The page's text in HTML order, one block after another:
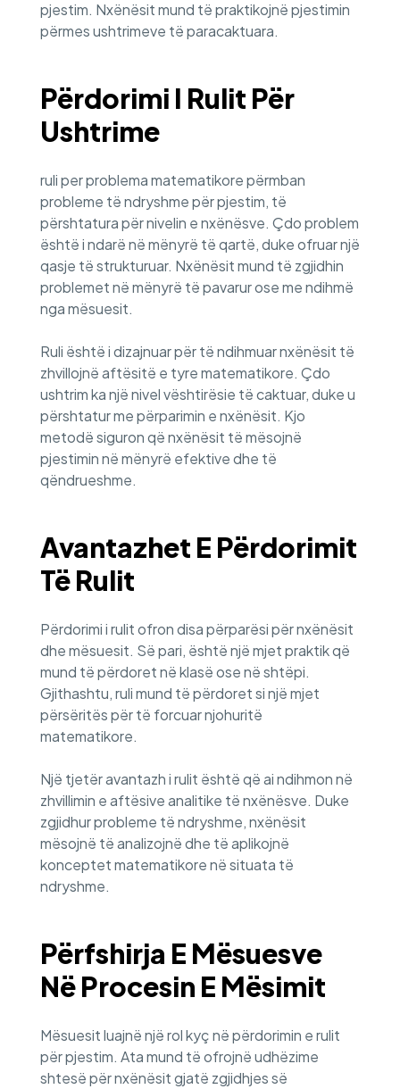
pjestim. Nxënësit mund të praktikojnë pjestimin
përmes ushtrimeve të paracaktuara.
Përdorimi I Rulit Për
Ushtrime
ruli per problema matematikore përmban
probleme të ndryshme për pjestim, të
përshtatura për nivelin e nxënësve. Çdo problem
është i ndarë në mënyrë të qartë, duke ofruar një
qasje të strukturuar. Nxënësit mund të zgjidhin
problemet në mënyrë të pavarur ose me ndihmë
nga mësuesit.
Ruli është i dizajnuar për të ndihmuar nxënësit të
zhvillojnë aftësitë e tyre matematikore. Çdo
ushtrim ka një nivel vështirësie të caktuar, duke u
përshtatur me përparimin e nxënësit. Kjo
metodë siguron që nxënësit të mësojnë
pjestimin në mënyrë efektive dhe të
qëndrueshme.
Avantazhet E Përdorimit
Të Rulit
Përdorimi i rulit ofron disa përparësi për nxënësit
dhe mësuesit. Së pari, është një mjet praktik që
mund të përdoret në klasë ose në shtëpi.
Gjithashtu, ruli mund të përdoret si një mjet
përsëritës për të forcuar njohuritë
matematikore.
Një tjetër avantazh i rulit është që ai ndihmon në
zhvillimin e aftësive analitike të nxënësve. Duke
zgjidhur probleme të ndryshme, nxënësit
mësojnë të analizojnë dhe të aplikojnë
konceptet matematikore në situata të
ndryshme.
Përfshirja E Mësuesve
Në Procesin E Mësimit
Mësuesit luajnë një rol kyç në përdorimin e rulit
për pjestim. Ata mund të ofrojnë udhëzime
shtesë për nxënësit gjatë zgjidhjes së